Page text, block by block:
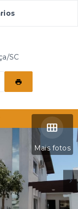
SC
Mais fotos